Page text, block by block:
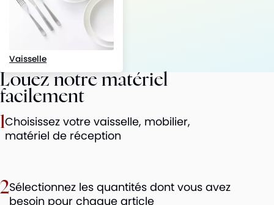
Vaisselle
Louez notre matériel
facilement
1Choisissez votre vaisselle, mobilier,
matériel de réception
2Sélectionnez les quantités dont vous avez
besoin pour chaque article